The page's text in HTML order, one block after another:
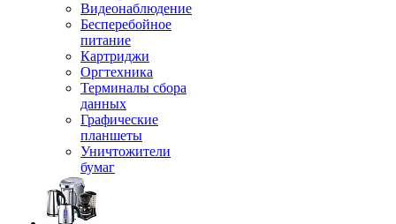
Видеонаблюдение
Бесперебойное
питание
Картриджи
Оргтехника
Терминалы сбора
данных
Графические
планшеты
Уничтожители
бумаг